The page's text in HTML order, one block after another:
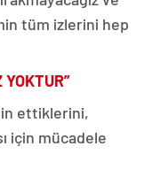
tüm izlerini hep
ettiklerini,
için mücadele